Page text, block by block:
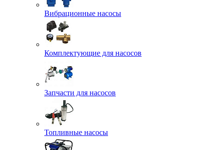
Вибрационные насосы
Комплектующие для насосов
Запчасти для насосов
Топливные насосы